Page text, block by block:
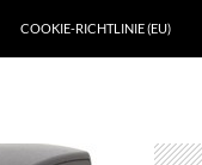
COOKIE-RICHTLINIE (EU)